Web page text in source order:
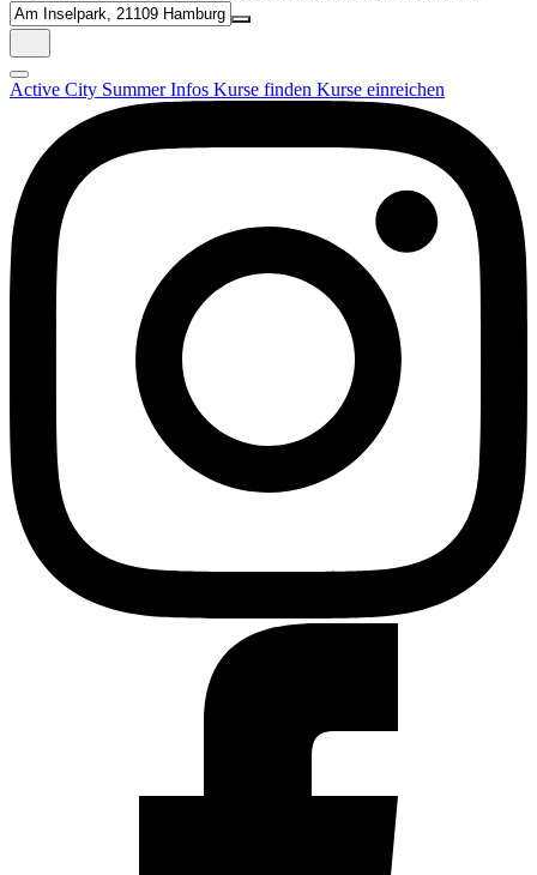
Active City SummerInfos Kurse finden Kurse einreichen